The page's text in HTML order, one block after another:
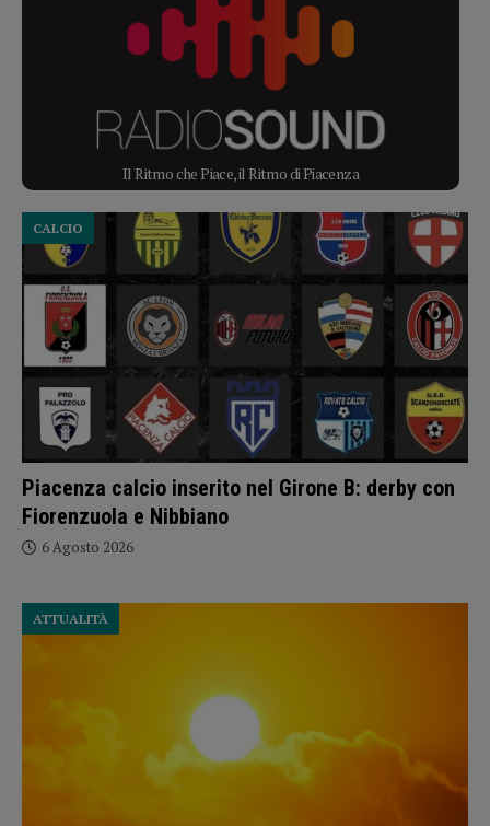
Il Ritmo che Piace, il Ritmo di Piacenza
Piacenza calcio inserito nel Girone B: derby con
Fiorenzuola e Nibbiano
CALCIO
6 Agosto 2026
ATTUALITÀ